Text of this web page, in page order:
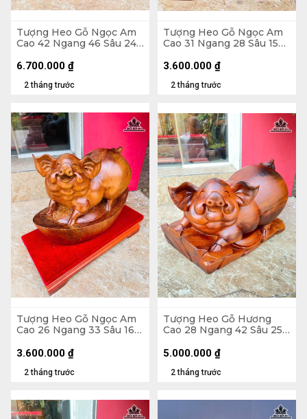
Tượng Heo Gỗ Ngọc Am
Cao 42 Ngang 46 Sâu 24
2 tháng trước
6.700.000 ₫
Tượng Heo Gỗ Ngọc Am
Cao 31 Ngang 28 Sâu 15
2 tháng trước
3.600.000 ₫
Tượng Heo Gỗ Ngọc Am
Cao 26 Ngang 33 Sâu 16
2 tháng trước
3.600.000 ₫
Tượng Heo Gỗ Hương
Cao 28 Ngang 42 Sâu 25
2 tháng trước
5.000.000 ₫